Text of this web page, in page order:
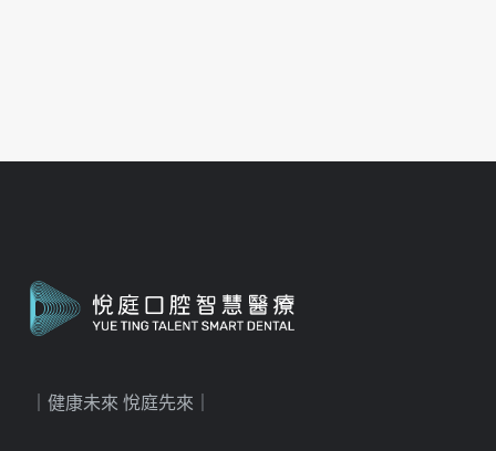
｜健康未來 悅庭先來｜